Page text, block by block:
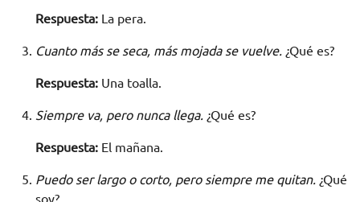
Respuesta: La pera.
Cuanto más se seca, más mojada se vuelve. ¿Qué es?
Respuesta: Una toalla.
Siempre va, pero nunca llega. ¿Qué es?
Respuesta: El mañana.
Puedo ser largo o corto, pero siempre me quitan. ¿Qué
soy?